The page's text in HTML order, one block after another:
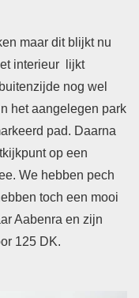
maar dit blijkt nu
interieur lijkt
nog wel
het aangelegen park
pad. Daarna
op een
We hebben pech
toch een mooi
Aabenra en zijn
125 DK.